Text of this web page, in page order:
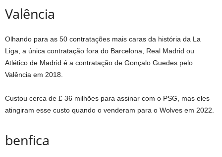
Valência
Olhando para as 50 contratações mais caras da história da La
Liga, a única contratação fora do Barcelona, ​​​​Real Madrid ou
Atlético de Madrid é a contratação de Gonçalo Guedes pelo
Valência em 2018.
Custou cerca de £ 36 milhões para assinar com o PSG, mas eles
atingiram esse custo quando o venderam para o Wolves em 2022.
benfica